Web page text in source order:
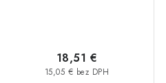
15,05 € bez DPH
18,51 €